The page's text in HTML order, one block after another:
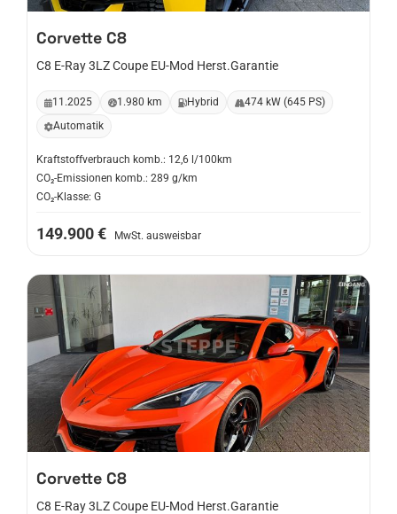
Corvette C8
C8 E-Ray 3LZ Coupe EU-Mod Herst.Garantie
11.2025 1.980 km Hybrid
474 kW (645 PS)
Automatik
Kraftstoffverbrauch komb.: 12,6 l/100km
CO₂-Emissionen komb.: 289 g/km
CO₂-Klasse: G
149.900 € MwSt. ausweisbar
Corvette C8
C8 E-Ray 3LZ Coupe EU-Mod Herst.Garantie